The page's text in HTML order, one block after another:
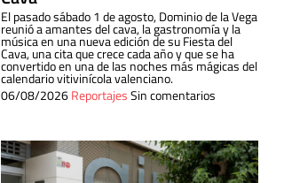
El pasado sábado 1 de agosto, Dominio de la Vega
reunió a amantes del cava, la gastronomía y la
música en una nueva edición de su Fiesta del
Cava, una cita que crece cada año y que se ha
convertido en una de las noches más mágicas del
calendario vitivinícola valenciano.
06/08/2026ReportajesSin comentarios